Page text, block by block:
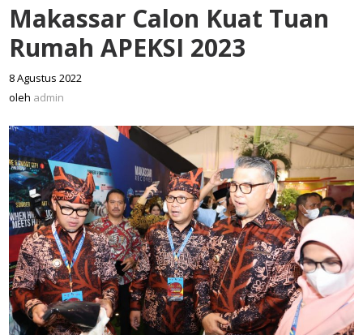
Makassar Calon Kuat Tuan
Rumah APEKSI 2023
8 Agustus 2022
oleh admin